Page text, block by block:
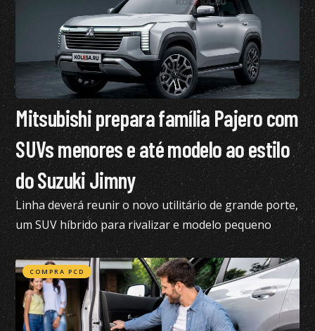
Mitsubishi prepara família Pajero com
SUVs menores e até modelo ao estilo
do Suzuki Jimny
Linha deverá reunir o novo utilitário de grande porte,
um SUV híbrido para rivalizar e modelo pequeno
semelhante ao Suzuki Jimny
COMPRA PCD